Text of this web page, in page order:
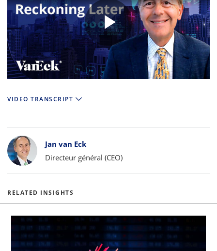
Play
VIDEO TRANSCRIPT
Bylines
Jan van Eck
Directeur général (CEO)
RELATED INSIGHTS